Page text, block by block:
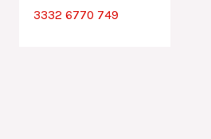
3332 6770 749